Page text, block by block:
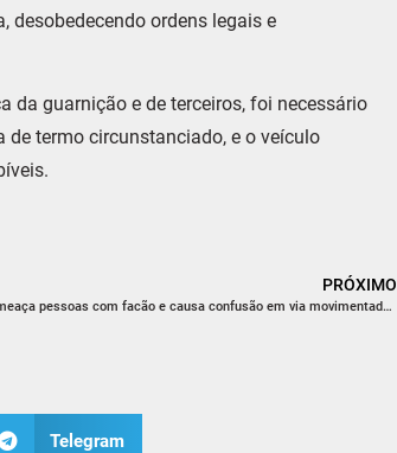
desobedecendo ordens legais e
da guarnição e de terceiros, foi necessário
termo circunstanciado, e o veículo
PRÓXIMO
Homem ameaça pessoas com facão e causa confusão em via movimentada de Criciúma
Telegram